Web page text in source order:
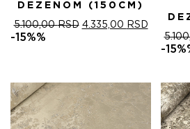
DEZENOM (150CM)
5.100,00RSD ОРИГИНАЛНА
4.335,00 RSD
ЦЕНА
-15%%
-